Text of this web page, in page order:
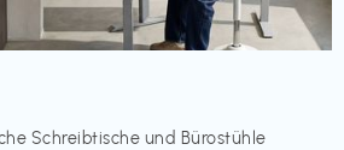
Schreibtische und Bürostühle